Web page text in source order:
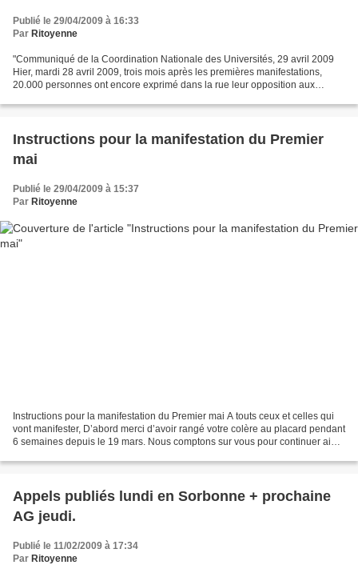
Publié le 29/04/2009 à 16:33
Par Ritoyenne
"Communiqué de la Coordination Nationale des Universités, 29 avril 2009
Hier, mardi 28 avril 2009, trois mois après les premières manifestations,
20.000 personnes ont encore exprimé dans la rue leur opposition aux
Instructions pour la manifestation du Premier
mai
Publié le 29/04/2009 à 15:37
Par Ritoyenne
Instructions pour la manifestation du Premier mai A touts ceux et celles qui
vont manifester, D’abord merci d’avoir rangé votre colère au placard pendant
6 semaines depuis le 19 mars. Nous comptons sur vous pour continuer ainsi
Appels publiés lundi en Sorbonne + prochaine
AG jeudi.
Publié le 11/02/2009 à 17:34
Par Ritoyenne